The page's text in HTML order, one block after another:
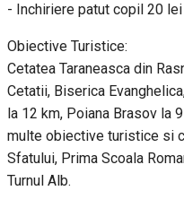
- Inchiriere patut copil 20 lei
Obiective Turistice:
Cetatea Taraneasca din
Cetatii, Biserica
la 12 km, Poiana Brasov la
multe obiective turistice si
Sfatului, Prima Scoala
Turnul Alb.